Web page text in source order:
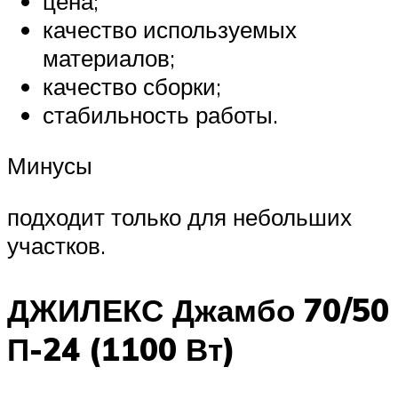
качество используемых
материалов;
качество сборки;
стабильность работы.
Минусы
подходит только для небольших
участков.
ДЖИЛЕКС Джамбо 70/50
П-24 (1100 Вт)